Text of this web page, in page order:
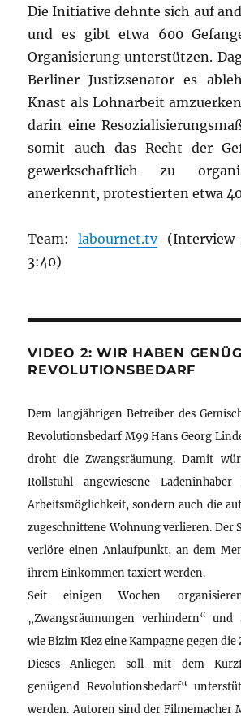
Die Initiative dehnte sich auf
und es gibt etwa 600
Organisierung unterstützen.
Berliner Justizsenator es
Knast als Lohnarbeit
darin eine
somit auch das Recht der
gewerkschaftlich zu
anerkennt, protestierten etwa
Team:labournet.tv
3:40)
VIDEO 2: WIR HABEN
REVOLUTIONSBEDARF
Dem langjährigen Betreiber des
Revolutionsbedarf M99 Hans Georg
droht die Zwangsräumung. Damit
Rollstuhl angewiesene
Arbeitsmöglichkeit, sondern auch die
zugeschnittene Wohnung verlieren. Der
verlöre einen Anlaufpunkt, an dem
ihrem Einkommen taxiert werden.
Seit einigen Wochen
„Zwangsräumungen verhindern“ und
wie Bizim Kiez eine Kampagne gegen
Dieses Anliegen soll mit dem
genügend Revolutionsbedarf“
werden. Autoren sind der Filmemacher